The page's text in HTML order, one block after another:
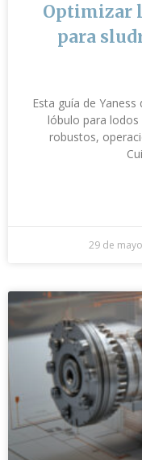
Optimizar
para
Esta guía de
lóbulo para lodos
robustos,
29 de